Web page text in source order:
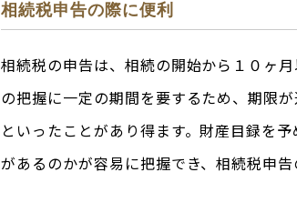
相続税申告の際に便利
相続税の申告は、相続の開始から１０ヶ
の把握に一定の期間を要するため、期限
といったことがあり得ます。財産目録を
があるのかが容易に把握でき、相続税申告